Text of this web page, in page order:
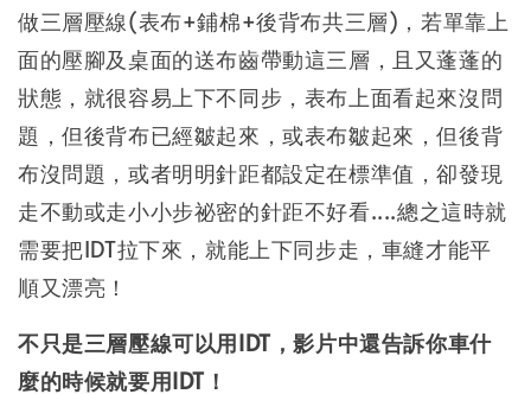
做三層壓線(表布+鋪棉+後背布共三層)，若單靠上
面的壓腳及桌面的送布齒帶動這三層，且又蓬蓬的
狀態，就很容易上下不同步，表布上面看起來沒問
題，但後背布已經皺起來，或表布皺起來，但後背
布沒問題，或者明明針距都設定在標準值，卻發現
走不動或走小小步祕密的針距不好看....總之這時就
需要把IDT拉下來，就能上下同步走，車縫才能平
順又漂亮！
不只是三層壓線可以用IDT，影片中還告訴你車什
麼的時候就要用IDT！